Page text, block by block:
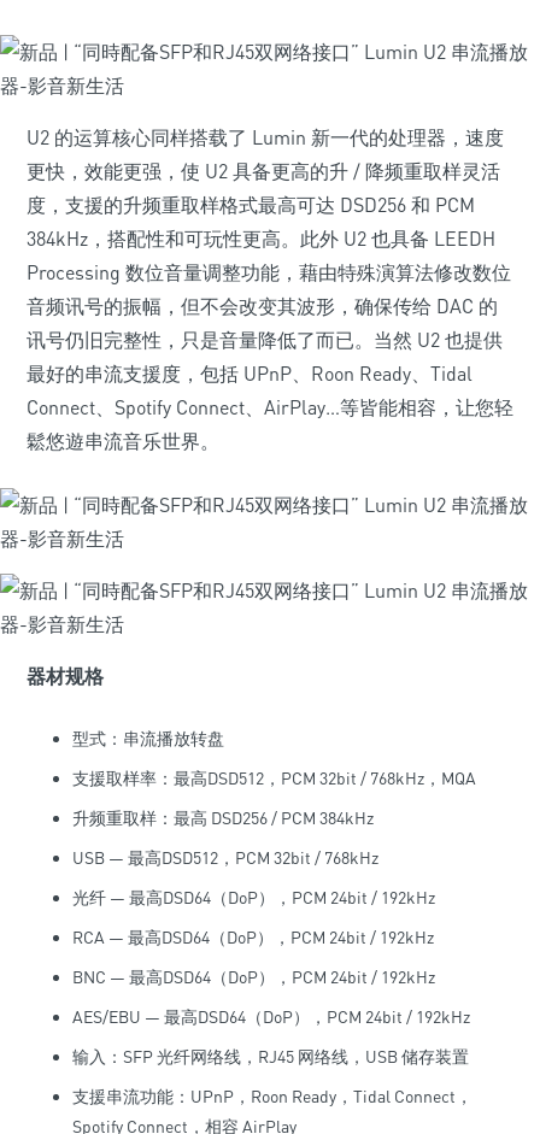
U2 的运算核心同样搭载了 Lumin 新一代的处理器，速度
更快，效能更强，使 U2 具备更高的升 / 降频重取样灵活
度，支援的升频重取样格式最高可达 DSD256 和 PCM
384kHz，搭配性和可玩性更高。此外 U2 也具备 LEEDH
Processing 数位音量调整功能，藉由特殊演算法修改数位
音频讯号的振幅，但不会改变其波形，确保传给 DAC 的
讯号仍旧完整性，只是音量降低了而已。当然 U2 也提供
最好的串流支援度，包括 UPnP、Roon Ready、Tidal
Connect、Spotify Connect、AirPlay…等皆能相容，让您轻
鬆悠遊串流音乐世界。
器材规格
型式：串流播放转盘
支援取样率：最高DSD512，PCM 32bit / 768kHz，MQA
升频重取样：最高 DSD256 / PCM 384kHz
USB — 最高DSD512，PCM 32bit / 768kHz
光纤 — 最高DSD64（DoP），PCM 24bit / 192kHz
RCA — 最高DSD64（DoP），PCM 24bit / 192kHz
BNC — 最高DSD64（DoP），PCM 24bit / 192kHz
AES/EBU — 最高DSD64（DoP），PCM 24bit / 192kHz
输入：SFP 光纤网络线，RJ45 网络线，USB 储存装置
支援串流功能：UPnP，Roon Ready，Tidal Connect，
Spotify Connect，相容 AirPlay